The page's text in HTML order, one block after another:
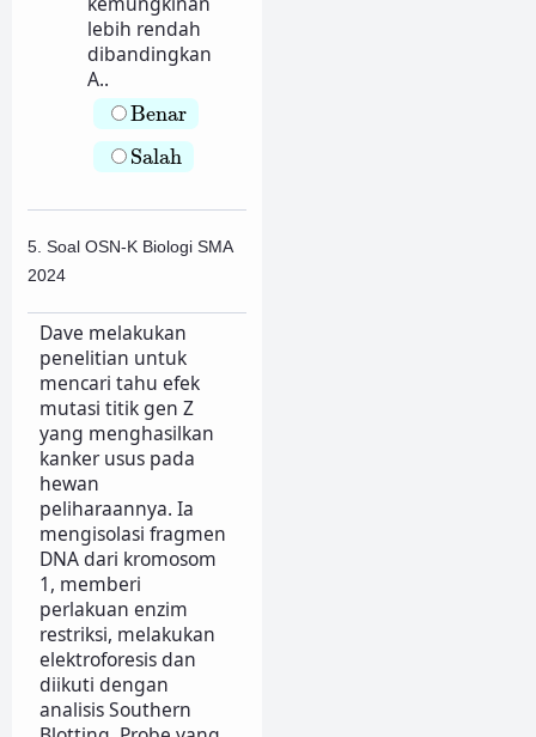
lebih rendah
dibandingkan
A..
Benar
Benar
Salah
Salah
5. Soal OSN-K Biologi SMA
2024
Dave melakukan
penelitian untuk
mencari tahu efek
mutasi titik gen Z
yang menghasilkan
kanker usus pada
hewan
peliharaannya. Ia
mengisolasi fragmen
DNA dari kromosom
1, memberi
perlakuan enzim
restriksi, melakukan
elektroforesis dan
diikuti dengan
analisis Southern